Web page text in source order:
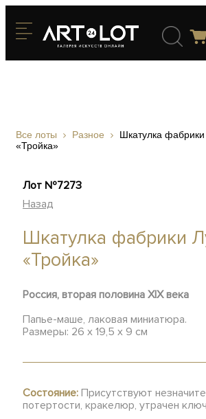
Все лоты Разное
Шкатулка фабрики
«Тройка»
Лот №7273
Назад
Шкатулка фабрики
«Тройка»
Россия, вторая половина XIX века
Папье-маше, лаковая миниатюра.
Размеры: 26 х 19,5 х 9 см
Состояние: Присутствуют
потертости, кракелюр, утрачен